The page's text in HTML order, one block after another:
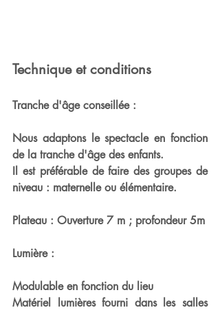
Technique et conditions
Tranche d'âge conseillée :
Nous adaptons le spectacle en fonction
de la tranche d'âge des enfants.
Il est préférable de faire des groupes de
niveau : maternelle ou élémentaire.
Plateau : Ouverture 7 m ; profondeur 5m
Lumière :
Modulable en fonction du lieu
Matériel lumières fourni dans les salles